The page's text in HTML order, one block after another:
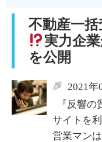
不動産一
実力企
を公開
2021年
『反響の
サイトを
営業マン